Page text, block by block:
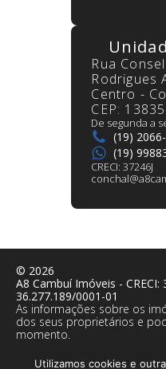
Rua
Rodrigues
Centro -
CEP:
De segunda a
(19)
(19)
CRECI:37246J
© 2026
A8 Cambuí Imóveis - CRECI:
36.277.189/0001-01
As informações sobre os
dos seus proprietários e
momento.
Utilizamos cookies e